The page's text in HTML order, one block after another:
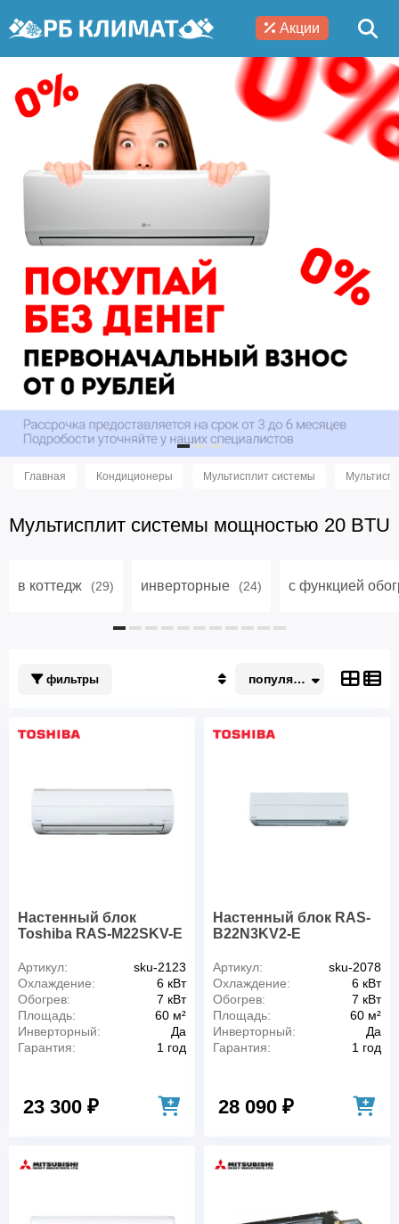
Акции
Главная Кондиционеры Мультисплит системы
Мультисплит системы мощностью 20 BTU
в коттедж (29) инверторные (24) с функцией
фильтры
Недорогие
популярные
Настенный блок
Toshiba RAS-M22SKV-E
Артикул:
sku-2123
Охлаждение:
6 кВт
Обогрев:
7 кВт
Площадь:
60 м²
Инверторный:
Да
Гарантия:
1 год
23 300 ₽
Настенный блок RAS-
B22N3KV2-E
Артикул:
sku-2078
Охлаждение:
6 кВт
Обогрев:
7 кВт
Площадь:
60 м²
Инверторный:
Да
Гарантия:
1 год
28 090 ₽